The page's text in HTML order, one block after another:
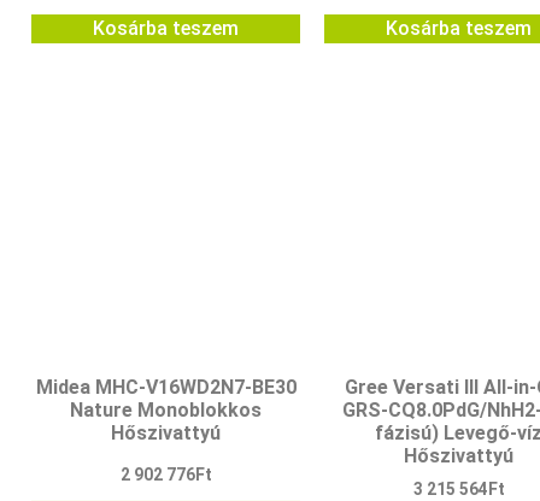
Kosárba teszem Kosárba teszem
Midea MHC-V16WD2N7-BE30
Nature Monoblokkos
Hőszivattyú
2 902 776Ft
Gree Versati III All-in-
GRS-CQ8.0PdG/
fázisú) Levegő-
Hőszivattyú
3 215 564 Ft